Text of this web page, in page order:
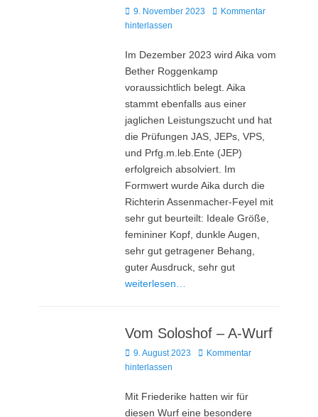
Posted
on
9. November 2023
Kommentar
hinterlassen
Im Dezember 2023 wird Aika vom
Bether Roggenkamp
voraussichtlich belegt. Aika
stammt ebenfalls aus einer
jaglichen Leistungszucht und hat
die Prüfungen JAS, JEPs, VPS,
und Prfg.m.leb.Ente (JEP)
erfolgreich absolviert. Im
Formwert wurde Aika durch die
Richterin Assenmacher-Feyel mit
sehr gut beurteilt: Ideale Größe,
femininer Kopf, dunkle Augen,
sehr gut getragener Behang,
guter Ausdruck, sehr gut
weiterlesen…
Vom Soloshof – A-Wurf
Posted
on
9. August 2023
Kommentar
hinterlassen
Mit Friederike hatten wir für
diesen Wurf eine besondere